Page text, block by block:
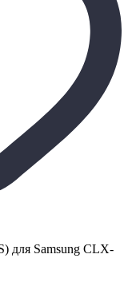
для Samsung CLX-